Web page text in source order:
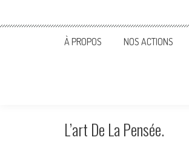
À PROPOS NOS ACTIONS
L’art De La Pensée.